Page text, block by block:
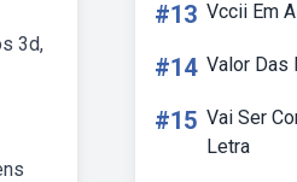
3d,
#13 Vccii Em
#14 Valor Das
#15 Vai Ser
Letra